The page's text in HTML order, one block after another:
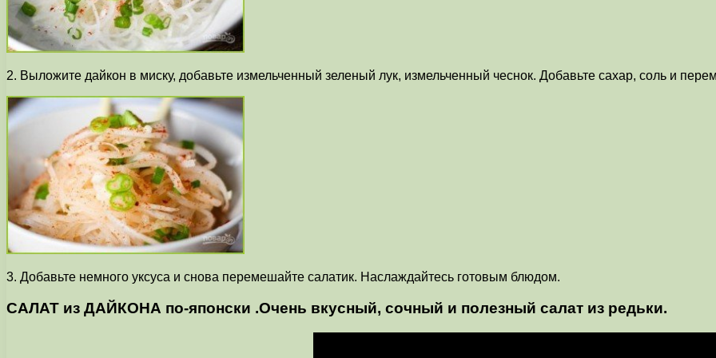
2. Выложите дайкон в миску, добавьте измельченный зеленый лук, измельченный чеснок. Добавьте сахар, соль и
3. Добавьте немного уксуса и снова перемешайте салатик. Наслаждайтесь готовым блюдом.
САЛАТ из ДАЙКОНА по-японски .Очень вкусный, сочный и полезный салат из редьки.